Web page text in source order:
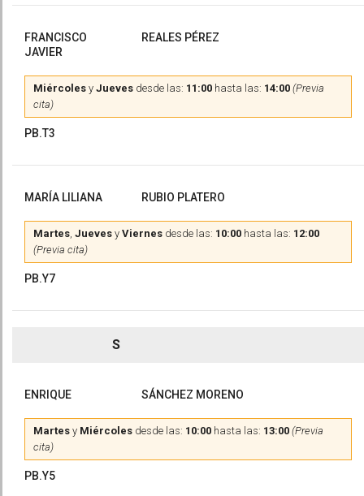
FRANCISCO
JAVIER
REALES PÉREZ
Miércoles y Jueves desde las: 11:00 hasta las: 14:00 (Previa
cita)
PB.T3
MARÍA LILIANA RUBIO PLATERO
Martes, Jueves y Viernes desde las: 10:00 hasta las: 12:00
(Previa cita)
PB.Y7
S
ENRIQUE SÁNCHEZ MORENO
Martes y Miércoles desde las: 10:00 hasta las: 13:00 (Previa
cita)
PB.Y5